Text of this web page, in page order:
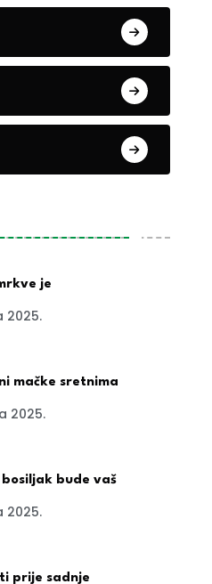
je
2025.
mačke sretnima
2025.
bude vaš
2025.
prije sadnje